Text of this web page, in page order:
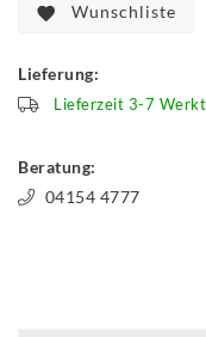
Wunschliste
Lieferung:
Lieferzeit 3-7
Beratung:
04154 4777